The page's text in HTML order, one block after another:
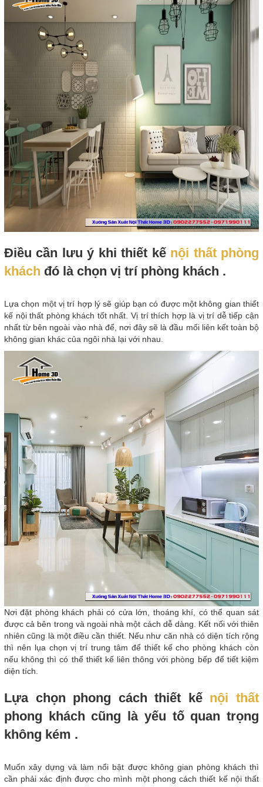
Điều cần lưu ý khi thiết kế nội thất phòng
khách đó là chọn vị trí phòng khách .
Lựa chọn một vị trí hợp lý sẽ giúp bạn có được một không gian thiết
kế nội thất phòng khách tốt nhất. Vị trí thích hợp là vị trí dễ tiếp cận
nhất từ bên ngoài vào nhà để, nơi đây sẽ là đầu mối liên kết toàn bộ
không gian khác của ngôi nhà lại với nhau.
Nơi đặt phòng khách phải có cửa lớn, thoáng khí, có thể quan sát
được cả bên trong và ngoài nhà một cách dễ dàng. Kết nối với thiên
nhiên cũng là một điều cần thiết. Nếu như căn nhà có diện tích rộng
thì nên lụa chọn vị trí trung tâm để thiết kế cho phòng khách còn
nếu không thì có thể thiết kế liên thông với phòng bếp để tiết kiệm
diện tích.
Lựa chọn phong cách thiết kế nội thất
phong khách cũng là yếu tố quan trọng
không kém .
Muốn xây dựng và làm nổi bật được không gian phòng khách thì
cần phải xác định được cho mình một phong cách thiết kế nội thất